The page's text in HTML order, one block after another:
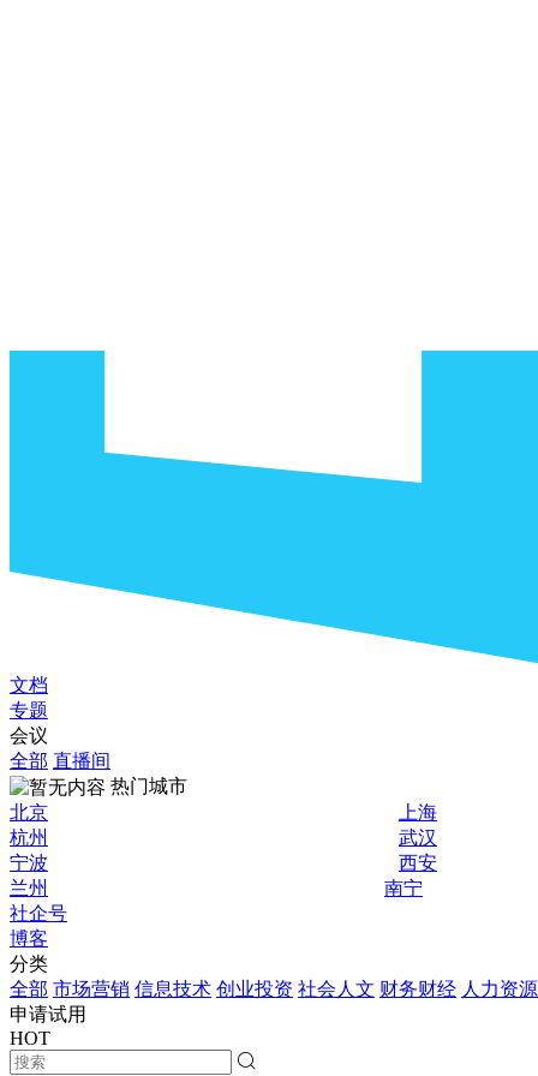
文档
专题
会议
全部 直播间
热门城市
北京
上海
杭州
武汉
宁波
西安
兰州
南宁
社企号
博客
分类
全部 市场营销 信息技术 创业投资 社会人文 财务财经 人力资源
申请试用
HOT